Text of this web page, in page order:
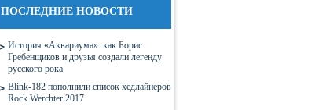
ПОСЛЕДНИЕ НОВОСТИ
История «Аквариума»: как Борис
Гребенщиков и друзья создали легенду
русского рока
Blink-182 пополнили список хедлайнеров
Rock Werchter 2017